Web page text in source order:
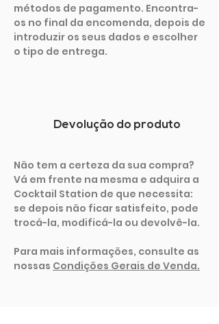
métodos de pagamento. Encontra-
os no final da encomenda, depois de
introduzir os seus dados e escolher
o tipo de entrega.
Devolução do produto
Não tem a certeza da sua compra?
Vá em frente na mesma e adquira a
Cocktail Station de que necessita:
se depois não ficar satisfeito, pode
trocá-la, modificá-la ou devolvê-la.
Para mais informações, consulte as
nossas Condições Gerais de Venda.